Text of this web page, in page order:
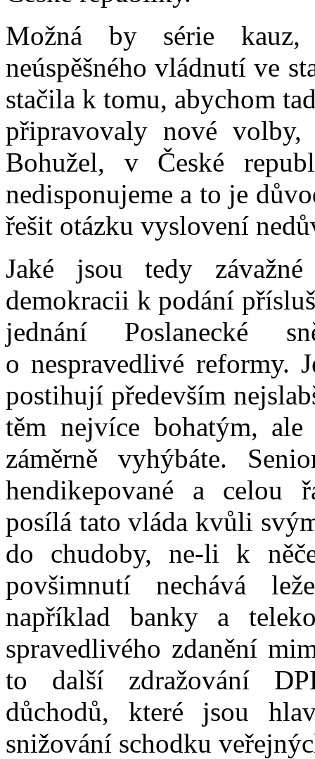
Možná by série kauz,
neúspěšného vládnutí ve
stačila k tomu, abychom
připravovaly nové volby,
Bohužel, v České
nedisponujeme a to je
řešit otázku vyslovení
Jaké jsou tedy
demokracii k podání
jednání Poslanecké
o nespravedlivé reformy.
postihují především
těm nejvíce bohatým,
záměrně vyhýbáte.
hendikepované a celou
posílá tato vláda kvůli
do chudoby, ne-li k
povšimnutí nechává
například banky a
spravedlivého zdanění
to další zdražování
důchodů, které jsou
snižování schodku